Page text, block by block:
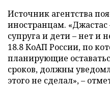
Источник агентства
иностранцам.
супруга и дети – нет и
18.8 КоАП России, по
планирующие
сроков, должны
этого не сделал», –